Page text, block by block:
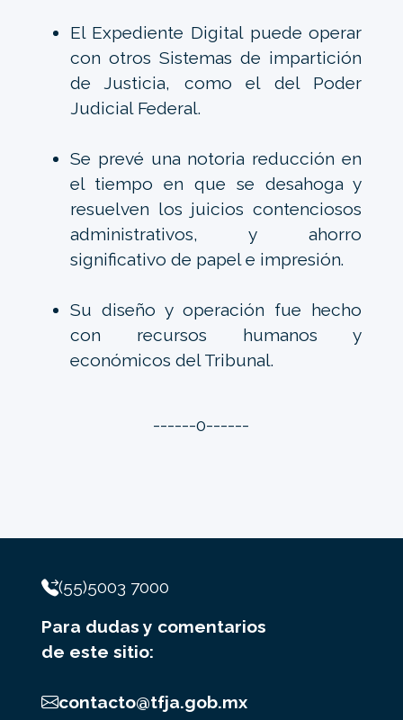
El Expediente Digital puede operar
con otros Sistemas de impartición
de Justicia, como el del Poder
Judicial Federal.
Se prevé una notoria reducción en
el tiempo en que se desahoga y
resuelven los juicios contenciosos
administrativos, y ahorro
significativo de papel e impresión.
Su diseño y operación fue hecho
con recursos humanos y
económicos del Tribunal.
------0------
(55)5003 7000
Para dudas y comentarios
de este sitio:
contacto@tfja.gob.mx